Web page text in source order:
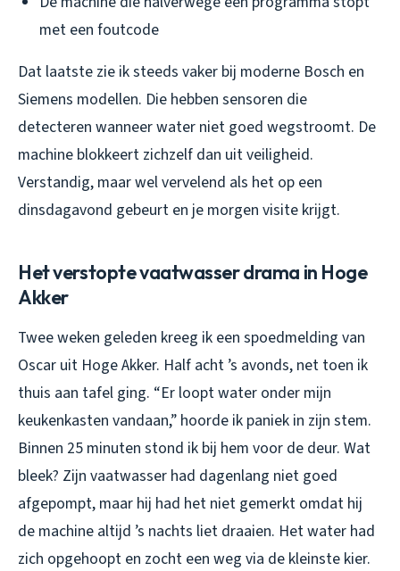
met een foutcode
Dat laatste zie ik steeds vaker bij moderne Bosch en
Siemens modellen. Die hebben sensoren die
detecteren wanneer water niet goed wegstroomt. De
machine blokkeert zichzelf dan uit veiligheid.
Verstandig, maar wel vervelend als het op een
dinsdagavond gebeurt en je morgen visite krijgt.
Het verstopte vaatwasser drama in Hoge
Akker
Twee weken geleden kreeg ik een spoedmelding van
Oscar uit Hoge Akker. Half acht ’s avonds, net toen ik
thuis aan tafel ging. “Er loopt water onder mijn
keukenkasten vandaan,” hoorde ik paniek in zijn stem.
Binnen 25 minuten stond ik bij hem voor de deur. Wat
bleek? Zijn vaatwasser had dagenlang niet goed
afgepompt, maar hij had het niet gemerkt omdat hij
de machine altijd ’s nachts liet draaien. Het water had
zich opgehoopt en zocht een weg via de kleinste kier.